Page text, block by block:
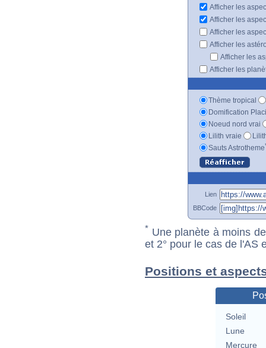
Afficher les
Afficher les
Afficher les
Afficher les
Afficher les
Afficher les
Thème tropical
Domification
Noeud nord vrai
Lilith vraie
Sauts Astrotheme
Lien
BBCode
* Une planète à moins
et 2° pour le cas de l'AS
Positions et
Soleil
Lune
Mercure